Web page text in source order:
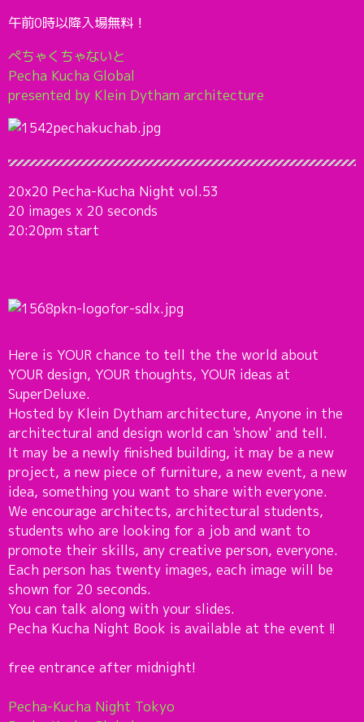
午前0時以降入場無料！
ぺちゃくちゃないと
Pecha Kucha Global
presented by Klein Dytham architecture
20x20 Pecha-Kucha Night vol.53
20 images x 20 seconds
20:20pm start
Here is YOUR chance to tell the the world about
YOUR design, YOUR thoughts, YOUR ideas at
SuperDeluxe.
Hosted by Klein Dytham architecture, Anyone in the
architectural and design world can 'show' and tell.
It may be a newly finished building, it may be a new
project, a new piece of furniture, a new event, a new
idea, something you want to share with everyone.
We encourage architects, architectural students,
students who are looking for a job and want to
promote their skills, any creative person, everyone.
Each person has twenty images, each image will be
shown for 20 seconds.
You can talk along with your slides.
Pecha Kucha Night Book is available at the event !!
free entrance after midnight!
Pecha-Kucha Night Tokyo